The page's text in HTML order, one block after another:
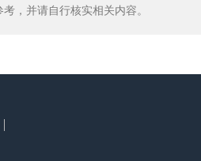
，并请自行核实相关内容。